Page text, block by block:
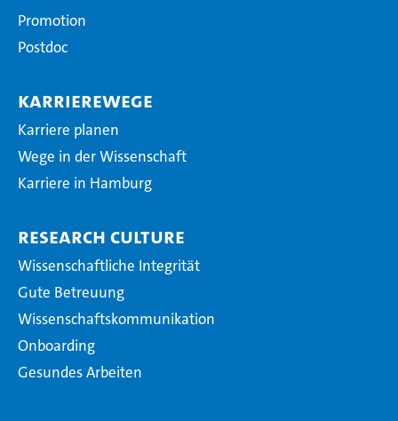
Promotion
Postdoc
Karrierewege
Karriere planen
Wege in der Wissenschaft
Karriere in Hamburg
Research Culture
Wissenschaftliche Integrität
Gute Betreuung
Wissenschaftskommunikation
Onboarding
Gesundes Arbeiten